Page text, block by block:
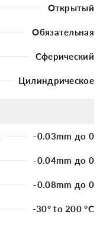
Открытый
Обязательная
Сферический
Цилиндрическое
-0.03mm до 0
-0.04mm до 0
-0.08mm до 0
-30° to 200 °C